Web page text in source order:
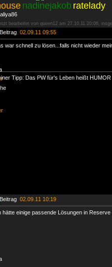
nadinejakob ratelady
bearbeitet von queen12 am 27.10.11 20:06,
02.09.11 09:55
war schnell zu lösen...falls nicht wieder
Tipp: Das PW für's Leben heißt HUMOR
02.09.11 10:19
hätte einige passende Lösungen in Reserve